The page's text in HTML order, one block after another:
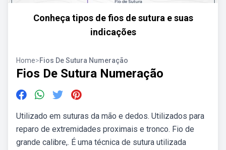
Conheça tipos de fios de sutura e suas
indicações
Home>Fios De Sutura Numeração
Fios De Sutura Numeração
Utilizado em suturas da mão e dedos. Utilizados para
reparo de extremidades proximais e tronco. Fio de
grande calibre,. É uma técnica de sutura utilizada